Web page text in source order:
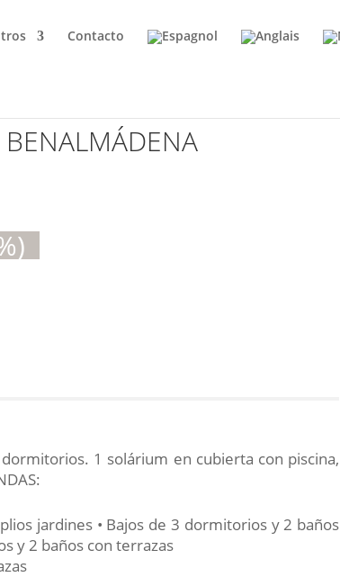
Contacto
1 solárium en cubierta con piscina,
jardines • Bajos de 3 dormitorios y 2 baños
y 2 baños con terrazas